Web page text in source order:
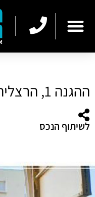
ההגנה 1, הרצליה – נמכר
לשיתוף הנכס